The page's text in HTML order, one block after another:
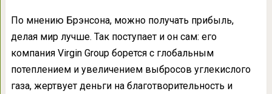
По мнению Брэнсона, можно получать прибыль,
делая мир лучше. Так поступает и он сам: его
компания Virgin Group борется с глобальным
потеплением и увеличением выбросов углекислого
газа, жертвует деньги на благотворительность и